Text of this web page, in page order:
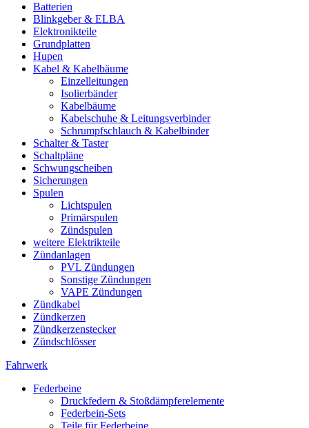
Batterien
Blinkgeber & ELBA
Elektronikteile
Grundplatten
Hupen
Kabel & Kabelbäume
Einzelleitungen
Isolierbänder
Kabelbäume
Kabelschuhe & Leitungsverbinder
Schrumpfschlauch & Kabelbinder
Schalter & Taster
Schaltpläne
Schwungscheiben
Sicherungen
Spulen
Lichtspulen
Primärspulen
Zündspulen
weitere Elektrikteile
Zündanlagen
PVL Zündungen
Sonstige Zündungen
VAPE Zündungen
Zündkabel
Zündkerzen
Zündkerzenstecker
Zündschlösser
Fahrwerk
Federbeine
Druckfedern & Stoßdämpferelemente
Federbein-Sets
Teile für Federbeine